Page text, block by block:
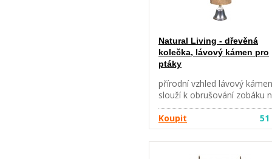
Natural Living - dřevěná
kolečka, lávový kámen pro
ptáky
přírodní vzhled lávový kámen
slouží k obrušování zobáku
zavěšení materiál: dřevo,
lávový kámen, kov rozměry:
cm v současné době
dodáváme se zvonečkem
otočného čepu "srdíčka"
Koupit 51